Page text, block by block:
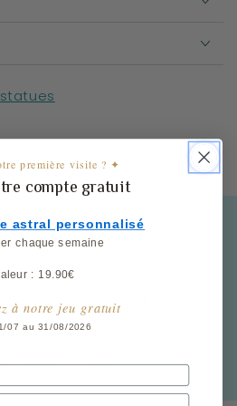
Ajouter à mes favoris
naturelles
sociale
première visite ? ✦
compte gratuit
astral personnalisé
chaque semaine
: 19.90€
à notre jeu gratuit
07 au 31/08/2026